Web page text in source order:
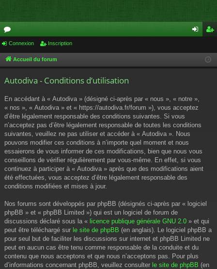
or
u cri
Connexion Inscription
Accueil du forum
Autodiva - Conditions d’utilisation
En accédant à « Autodiva » (désigné ci-après par « nous », « notre »,
« nos », « Autodiva » et « https://autodiva.fr/forum »), vous acceptez
d’être légalement responsable des conditions suivantes. Si vous
n’acceptez pas d’être légalement responsable de toutes les conditions
suivantes, veuillez ne pas utiliser et accéder à « Autodiva ». Nous
pouvons modifier ces conditions à n’importe quel moment et nous
essaierons de vous informer de ces modifications, bien que nous vous
conseillons de vérifier régulièrement par vous-même. En effet, si vous
continuez à participer à « Autodiva » après que des modifications aient
été effectuées, vous acceptez d’être légalement responsable des
conditions modifiées et mises à jour.
Nos forums sont développés par phpBB (désignés ci-après par « logiciel
phpBB » et « phpBB Limited ») qui est un logiciel de forum de
discussions déclaré sous la « licence publique générale GNU 2.0 » et qui
peut être téléchargé sur le site de phpBB (en anglais). Le logiciel phpBB a
pour seul but de faciliter les discussions sur internet et phpBB Limited ne
peut en aucun cas être tenu comme responsable de la conduite et du
contenu que nous acceptons et que nous n’acceptons pas. Pour plus
d’informations concernant phpBB, veuillez consulter le site de phpBB (en